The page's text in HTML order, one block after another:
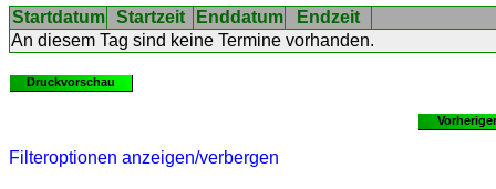
Startdatum Startzeit Enddatum
Endzeit
An diesem Tag sind keine Termine vorhanden.
Druckvorschau
Filteroptionen anzeigen/verbergen